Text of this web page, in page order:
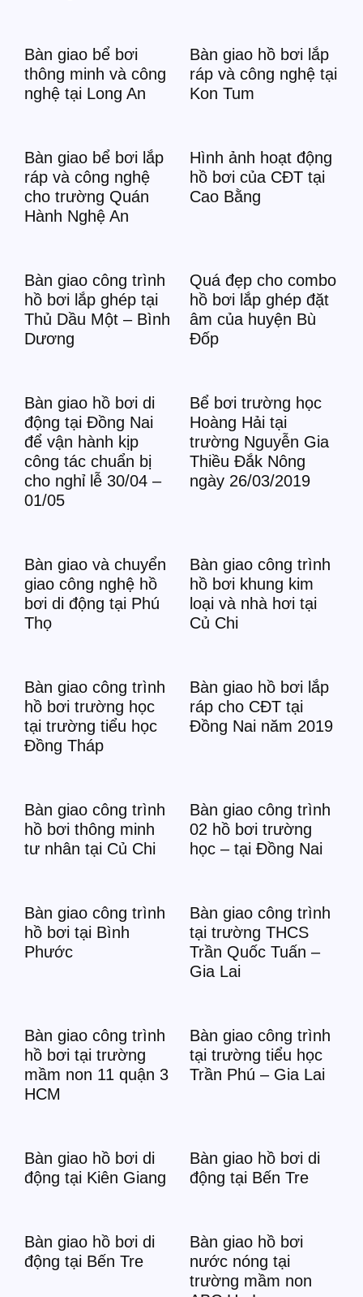
Bàn giao bể bơi
thông minh và công
nghệ tại Long An
Bàn giao hồ bơi lắp
ráp và công nghệ tại
Kon Tum
Bàn giao bể bơi lắp
ráp và công nghệ
cho trường Quán
Hành Nghệ An
Hình ảnh hoạt động
hồ bơi của CĐT tại
Cao Bằng
Bàn giao công trình
hồ bơi lắp ghép tại
Thủ Dầu Một – Bình
Dương
Quá đẹp cho combo
hồ bơi lắp ghép đặt
âm của huyện Bù
Đốp
Bàn giao hồ bơi di
động tại Đồng Nai
để vận hành kịp
công tác chuẩn bị
cho nghỉ lễ 30/04 –
01/05
Bể bơi trường học
Hoàng Hải tại
trường Nguyễn Gia
Thiều Đắk Nông
ngày 26/03/2019
Bàn giao và chuyển
giao công nghệ hồ
bơi di động tại Phú
Thọ
Bàn giao công trình
hồ bơi khung kim
loại và nhà hơi tại
Củ Chi
Bàn giao công trình
hồ bơi trường học
tại trường tiểu học
Đồng Tháp
Bàn giao hồ bơi lắp
ráp cho CĐT tại
Đồng Nai năm 2019
Bàn giao công trình
hồ bơi thông minh
tư nhân tại Củ Chi
Bàn giao công trình
02 hồ bơi trường
học – tại Đồng Nai
Bàn giao công trình
hồ bơi tại Bình
Phước
Bàn giao công trình
tại trường THCS
Trần Quốc Tuấn –
Gia Lai
Bàn giao công trình
hồ bơi tại trường
mầm non 11 quận 3
HCM
Bàn giao công trình
tại trường tiểu học
Trần Phú – Gia Lai
Bàn giao hồ bơi di
động tại Kiên Giang
Bàn giao hồ bơi di
động tại Bến Tre
Bàn giao hồ bơi di
động tại Bến Tre
Bàn giao hồ bơi
nước nóng tại
trường mầm non